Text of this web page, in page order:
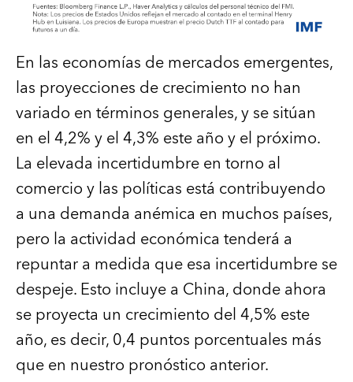
En las economías de mercados emergentes,
las proyecciones de crecimiento no han
variado en términos generales, y se sitúan
en el 4,2% y el 4,3% este año y el próximo.
La elevada incertidumbre en torno al
comercio y las políticas está contribuyendo
a una demanda anémica en muchos países,
pero la actividad económica tenderá a
repuntar a medida que esa incertidumbre se
despeje. Esto incluye a China, donde ahora
se proyecta un crecimiento del 4,5% este
año, es decir, 0,4 puntos porcentuales más
que en nuestro pronóstico anterior.